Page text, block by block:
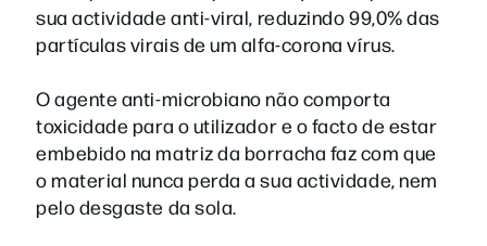
sua actividade anti-viral, reduzindo 99,0% das
partículas virais de um alfa-corona vírus.
O agente anti-microbiano não comporta
toxicidade para o utilizador e o facto de estar
embebido na matriz da borracha faz com que
o material nunca perda a sua actividade, nem
pelo desgaste da sola.